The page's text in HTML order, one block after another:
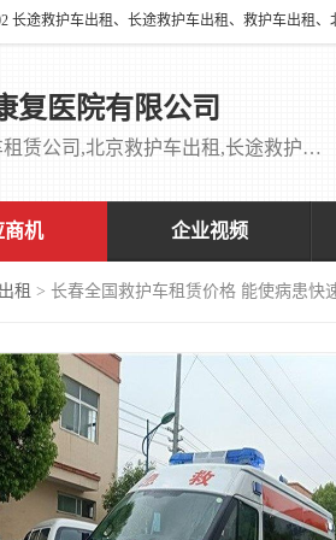
复医院有限公司
救护车出租,救护车租赁公司,北京救护车出租,长途救护车出租,长途120救护车出租,120救护车出租长途救护车出租 刘主任：18513952202
商机 企业视频
租 > 长春全国救护车租赁价格 能使病患快